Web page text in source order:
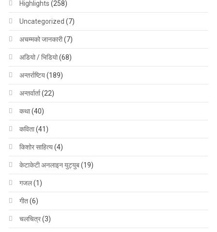
Highlights (258)
Uncategorized (7)
अचम्मको जानकारी(7)
अडियो / भिडियो(68)
अन्तर्राष्टिय(189)
अन्तर्वार्ता(22)
कथा(40)
कविता(41)
किशोर साहित्य(4)
केटाकेटी अनलाइन युट्युब(19)
गजल(1)
गीत(6)
चलचित्र(3)